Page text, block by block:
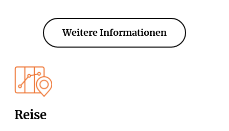
Weitere Informationen
Reise